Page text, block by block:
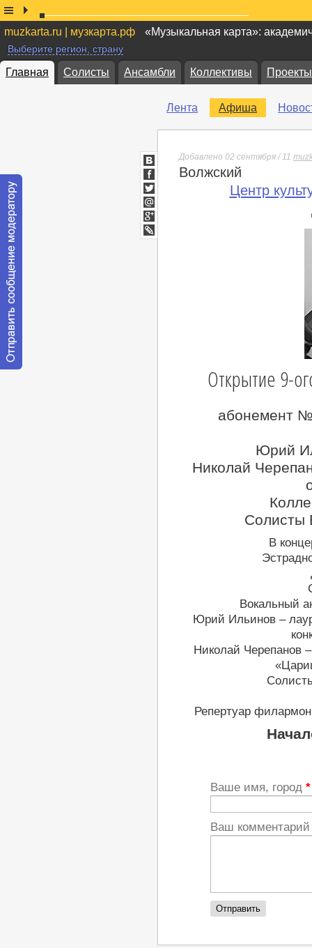
muzkarta.ru | музкарта.рф «Музыкальная карта»:
Выберите регион, страну
Главная Солисты Ансамбли Коллективы Проекты
Лента Афиша
Добавлено 02 сентября / 11
Волжский
Центр
Открытие 9-
абонемент
Юрий
Николай
Солисты
В
Вокальный
Юрий Ильинов –
Николай Черепанов
Репертуар
ВКонтакте
Facebook
Twitter
Мой
Мир
Google+
lj
Ваше имя, город *
Ваш